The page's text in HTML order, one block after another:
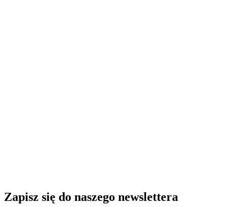
Zapisz się do naszego newslettera